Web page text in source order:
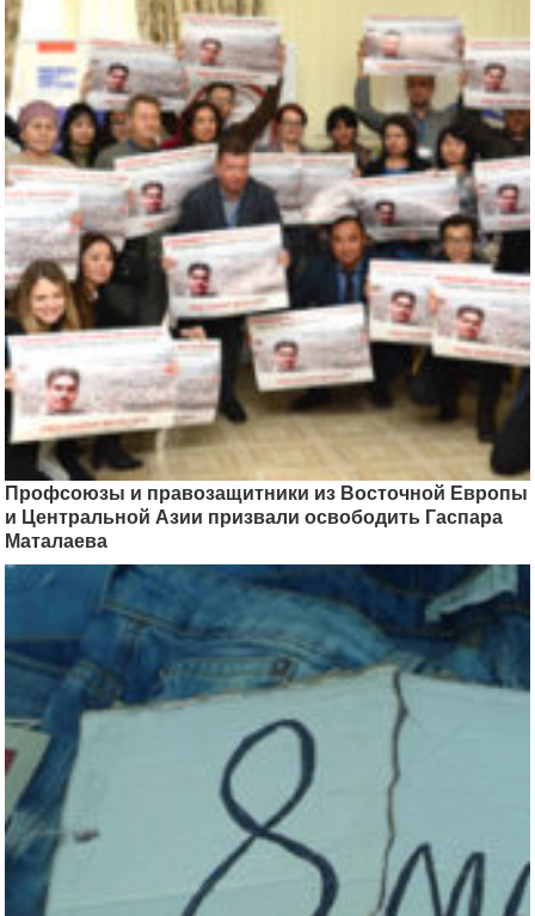
Профсоюзы и правозащитники из Восточной Европы
и Центральной Азии призвали освободить Гаспара
Маталаева